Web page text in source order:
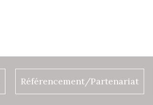
Référencement/Partenariat